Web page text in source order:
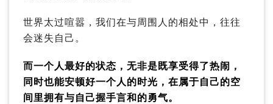
世界太过喧嚣，我们在与周围人的相处中，往往
会迷失自己。
而一个人最好的状态，无非是既享受得了热闹，
同时也能安顿好一个人的时光，在属于自己的空
间里拥有与自己握手言和的勇气。